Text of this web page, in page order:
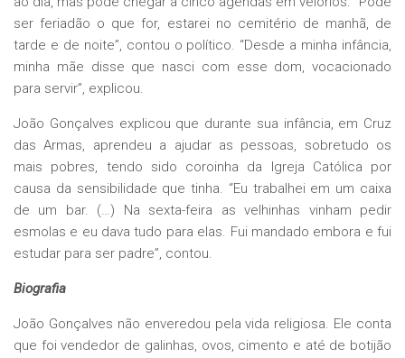
ser feriadão o que for, estarei no cemitério de manhã, de
tarde e de noite”, contou o político. “Desde a minha infância,
minha mãe disse que nasci com esse dom, vocacionado
para servir”, explicou.
João Gonçalves explicou que durante sua infância, em Cruz
das Armas, aprendeu a ajudar as pessoas, sobretudo os
mais pobres, tendo sido coroinha da Igreja Católica por
causa da sensibilidade que tinha. “Eu trabalhei em um caixa
de um bar. (…) Na sexta-feira as velhinhas vinham pedir
esmolas e eu dava tudo para elas. Fui mandado embora e fui
estudar para ser padre”, contou.
Biografia
João Gonçalves não enveredou pela vida religiosa. Ele conta
que foi vendedor de galinhas, ovos, cimento e até de botijão